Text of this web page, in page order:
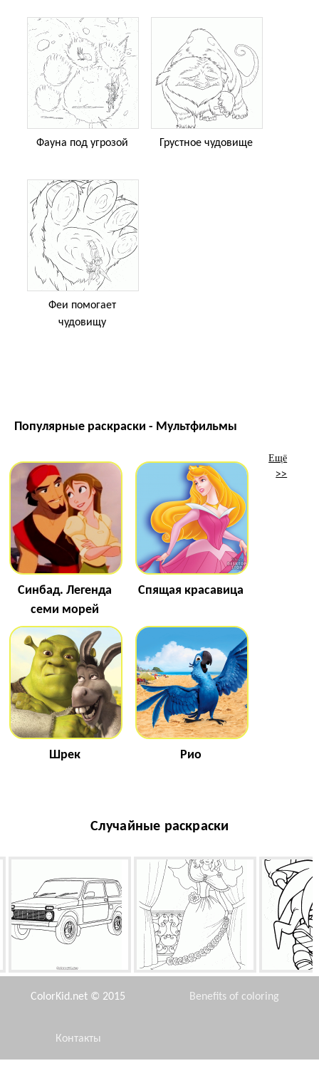
Фауна под угрозой Грустное чудовище
Феи помогает
чудовищу
Популярные раскраски - Мультфильмы
Синбад. Легенда
семи морей
Спящая красавица
Шрек Рио
Ещё
>>
Случайные раскраски
ВАЗ (Россия) Прозрачная фата
ColorKid.net © 2015 Benefits of coloring
Контакты